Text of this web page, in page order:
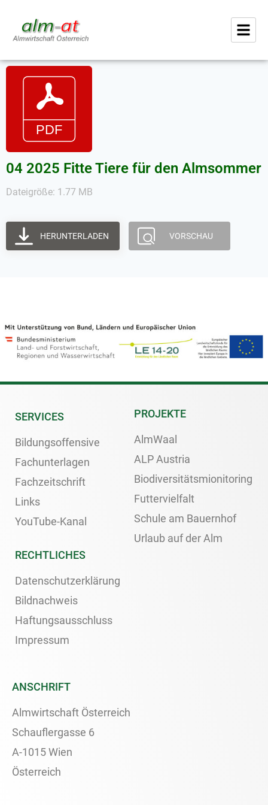
04 2025 Fitte Tiere für den Almsommer
Dateigröße: 1.77 MB
HERUNTERLADEN VORSCHAU
SERVICES
Bildungsoffensive
Fachunterlagen
Fachzeitschrift
Links
YouTube-Kanal
PROJEKTE
AlmWaal
ALP Austria
Biodiversitätsmionitoring
Futtervielfalt
Schule am Bauernhof
Urlaub auf der Alm
RECHTLICHES
Datenschutzerklärung
Bildnachweis
Haftungsausschluss
Impressum
ANSCHRIFT
Almwirtschaft Österreich
Schauflergasse 6
A-1015 Wien
Österreich